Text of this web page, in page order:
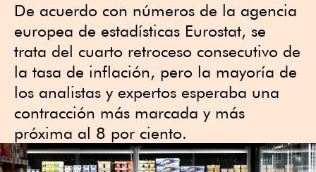
De acuerdo con números de la agencia
europea de estadísticas Eurostat, se
trata del cuarto retroceso consecutivo de
la tasa de inflación, pero la mayoría de
los analistas y expertos esperaba una
contracción más marcada y más
próxima al 8 por ciento.